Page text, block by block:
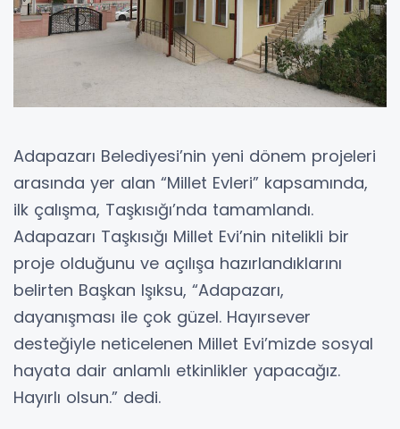
Adapazarı Belediyesi’nin yeni dönem projeleri
arasında yer alan “Millet Evleri” kapsamında,
ilk çalışma, Taşkısığı’nda tamamlandı.
Adapazarı Taşkısığı Millet Evi’nin nitelikli bir
proje olduğunu ve açılışa hazırlandıklarını
belirten Başkan Işıksu, “Adapazarı,
dayanışması ile çok güzel. Hayırsever
desteğiyle neticelenen Millet Evi’mizde sosyal
hayata dair anlamlı etkinlikler yapacağız.
Hayırlı olsun.” dedi.